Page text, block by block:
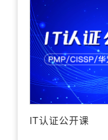
IT认证公开课